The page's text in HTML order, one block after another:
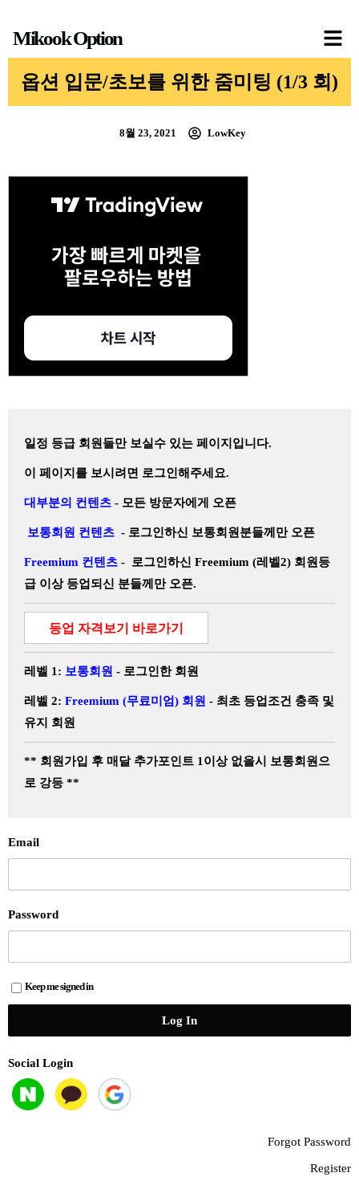
츠
건
Mikook Option
옵션 입문/초보를 위한 줌미팅 (1/3 회)
8월 23, 2021 LowKey
일정 등급 회원들만 보실수 있는 페이지입니다.
이 페이지를 보시려면 로그인해주세요.
대부분의 컨텐츠 - 모든 방문자에게 오픈
보통회원 컨텐츠 - 로그인하신 보통회원분들께만 오픈
Freemium 컨텐츠 - 로그인하신 Freemium (레벨2) 회원등
급 이상 등업되신 분들께만 오픈.
등업 자격보기 바로가기
레벨 1: 보통회원 - 로그인한 회원
레벨 2: Freemium (무료미엄) 회원 - 최초 등업조건 충족 및
유지 회원
** 회원가입 후 매달 추가포인트 1이상 없을시 보통회원으
로 강등 **
Email
Password
Keep me signed in
Social Login
Forgot Password
Register